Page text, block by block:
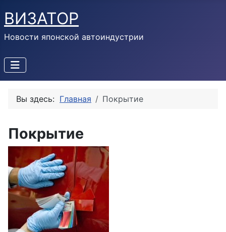
ВИЗАТОР
Новости японской автоиндустрии
Вы здесь: Главная Покрытие
Покрытие